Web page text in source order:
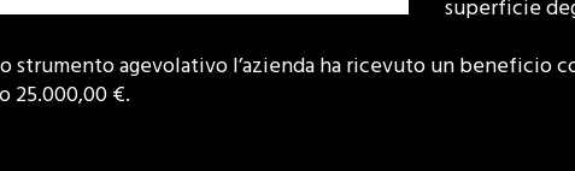
superficie
strumento agevolativo l’azienda ha ricevuto un beneficio
25.000,00 €.